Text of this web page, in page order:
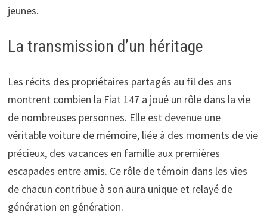
jeunes.
La transmission d’un héritage
Les récits des propriétaires partagés au fil des ans
montrent combien la Fiat 147 a joué un rôle dans la vie
de nombreuses personnes. Elle est devenue une
véritable voiture de mémoire, liée à des moments de vie
précieux, des vacances en famille aux premières
escapades entre amis. Ce rôle de témoin dans les vies
de chacun contribue à son aura unique et relayé de
génération en génération.